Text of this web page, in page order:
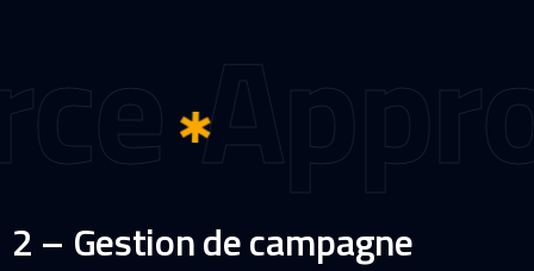
2 – Gestion de campagne